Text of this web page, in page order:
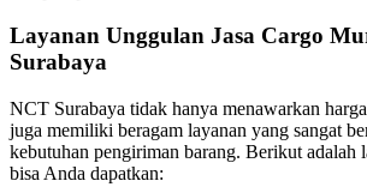
Layanan Unggulan Jasa Cargo
Surabaya
NCT Surabaya tidak hanya menawarkan
juga memiliki beragam layanan yang sangat
kebutuhan pengiriman barang. Berikut adalah
bisa Anda dapatkan: